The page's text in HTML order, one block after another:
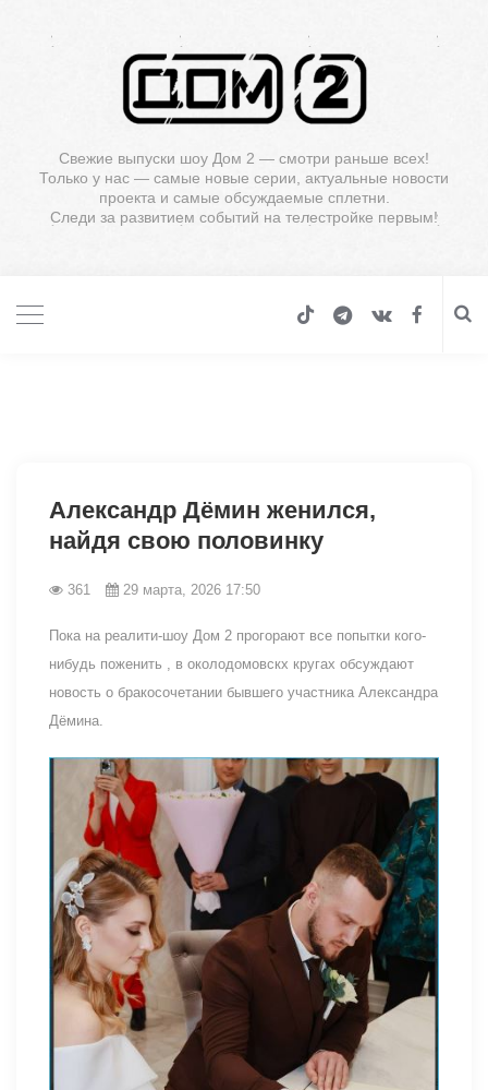
Свежие выпуски шоу Дом 2 — смотри раньше всех!
Только у нас — самые новые серии, актуальные новости
проекта и самые обсуждаемые сплетни.
Следи за развитием событий на телестройке первым!
Александр Дёмин женился,
найдя свою половинку
361 29 марта, 2026 17:50
Пока на реалити-шоу Дом 2 прогорают все попытки кого-
нибудь поженить , в околодомовскх кругах обсуждают
новость о бракосочетании бывшего участника Александра
Дёмина.